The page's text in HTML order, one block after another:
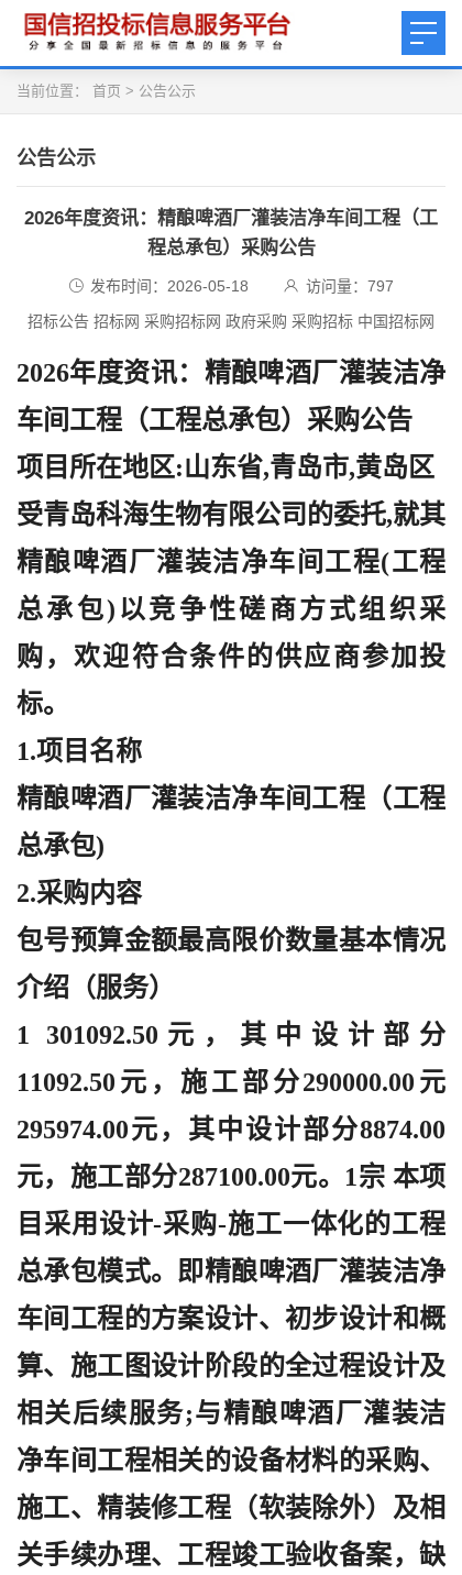
当前位置： 首页 > 公告公示
公告公示
2026年度资讯：精酿啤酒厂灌装洁净车间工程（工
程总承包）采购公告
发布时间：2026-05-18 访问量： 797
招标公告 招标网 采购招标网 政府采购 采购招标 中国招标网
2026年度资讯：精酿啤酒厂灌装洁净
车间工程（工程总承包）采购公告
项目所在地区:山东省,青岛市,黄岛区
受青岛科海生物有限公司的委托,就其
精酿啤酒厂灌装洁净车间工程(工程
总承包)以竞争性磋商方式组织采
购，欢迎符合条件的供应商参加投
标。
1.项目名称
精酿啤酒厂灌装洁净车间工程（工程
总承包)
2.采购内容
包号预算金额最高限价数量基本情况
介绍（服务）
1 301092.50元，其中设计部分
11092.50元，施工部分290000.00元
295974.00元，其中设计部分8874.00
元，施工部分287100.00元。1宗 本项
目采用设计-采购-施工一体化的工程
总承包模式。即精酿啤酒厂灌装洁净
车间工程的方案设计、初步设计和概
算、施工图设计阶段的全过程设计及
相关后续服务;与精酿啤酒厂灌装洁
净车间工程相关的设备材料的采购、
施工、精装修工程（软装除外）及相
关手续办理、工程竣工验收备案，缺